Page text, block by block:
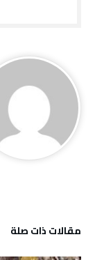
‫مقالات ذات صلة‬